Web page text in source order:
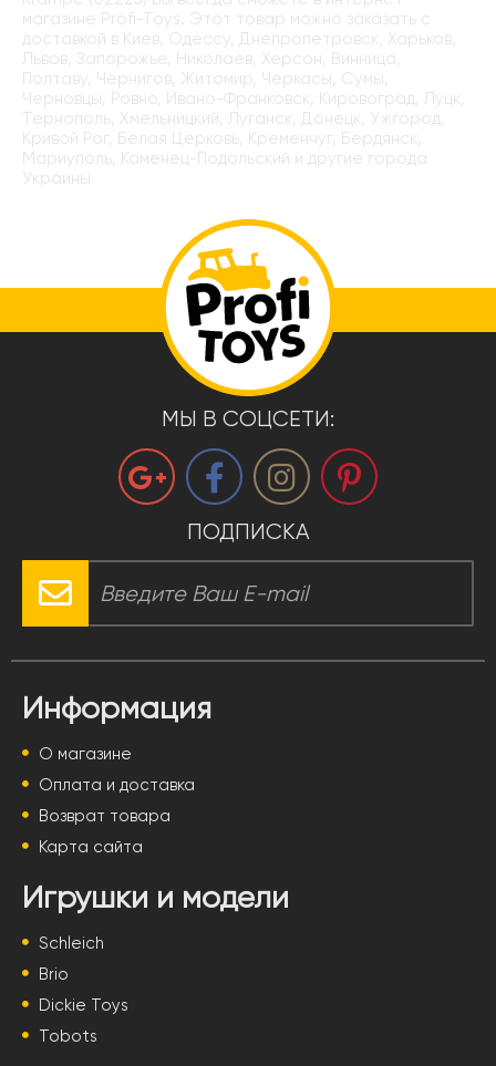
магазине Profi-Toys. Этот товар можно заказать с
доставкой в Киев, Одессу, Днепропетровск, Харьков,
Львов, Запорожье, Николаев, Херсон, Винница,
Полтаву, Чернигов, Житомир, Черкасы, Сумы,
Черновцы, Ровно, Ивано-Франковск, Кировоград, Луцк,
Тернополь, Хмельницкий, Луганск, Донецк, Ужгород,
Кривой Рог, Белая Церковь, Кременчуг, Бердянск,
Мариуполь, Каменец-Подольский и другие города
Украины
МЫ В СОЦСЕТИ:
ПОДПИСКА
Информация
О магазине
Оплата и доставка
Возврат товара
Карта сайта
Игрушки и модели
Schleich
Brio
Dickie Toys
Tobots